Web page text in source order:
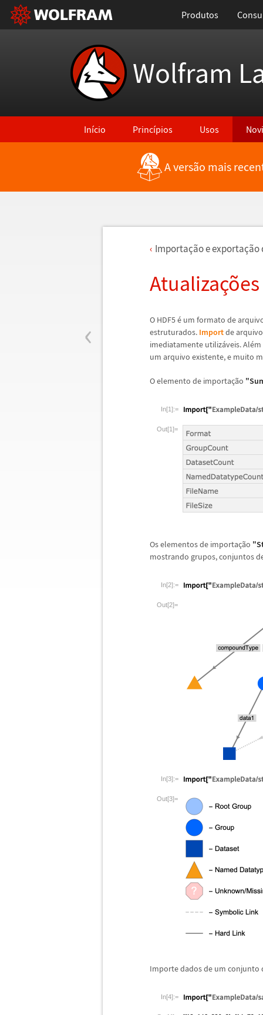
Produtos
Wolfram
Início Princípios Usos
A versão mais
‹
Importação e exportação
Atualizaçõ
O HDF5é um formato de
estruturados. Importde
imediatamente utilizáveis. Alé
um arquivo existente, e muito
O elemento de importação
In[1]:=
Out[1]=
Os elementos de importação
mostrando grupos, conjuntos
In[2]:=
Out[2]=
In[3]:=
Out[3]=
Importe dados de um conjunto
In[4]:=